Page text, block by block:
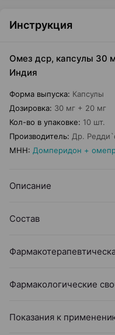
Инструкция
Омез дср, капсулы 30
Индия
Форма выпуска: Капсулы
Дозировка: 30 мг + 20 мг
Кол-во в упаковке: 10 шт.
Производитель: Др.
МНН: Домперидон +
Описание
Состав
Фармакологические
Показания к